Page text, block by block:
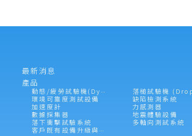
最新消息
產品
動態/疲勞試驗機(Dynamic Tester)
環境可靠度測試設備
缺陷檢測系統
加速度計
力感測器
數據採集器
地震體驗設備
落下衝擊試驗系統
多軸向測試系統
客戶既有設備升級與維護服務